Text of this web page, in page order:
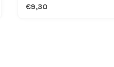
€9,30